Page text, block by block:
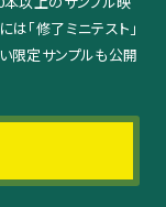
「修了ミニテスト」
限定サンプルも公開